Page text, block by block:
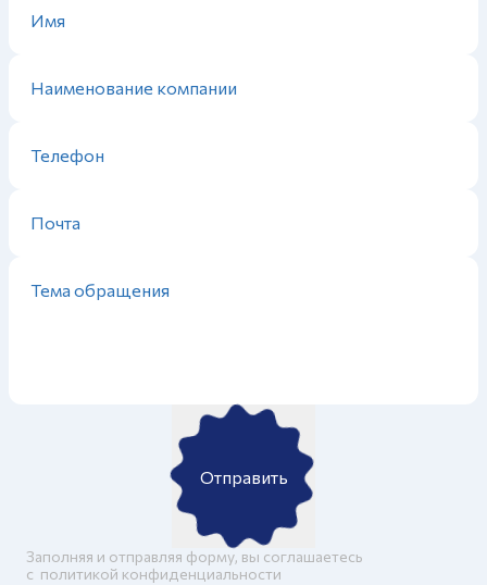
Отправить
Заполняя и отправляя форму, вы соглашаетесь
c политикой конфиденциальности